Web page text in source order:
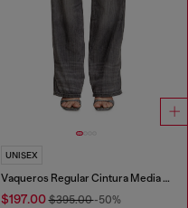
UNISEX
Vaqueros Regular Cintura Media D-Phant-chino
$197.00$395.00-50%